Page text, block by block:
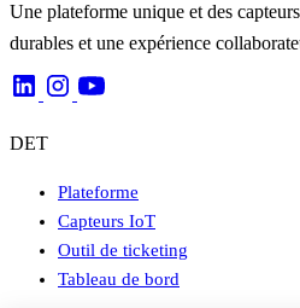
Une plateforme unique et des
durables et une expérience
DET
Plateforme
Capteurs IoT
Outil de ticketing
Tableau de bord